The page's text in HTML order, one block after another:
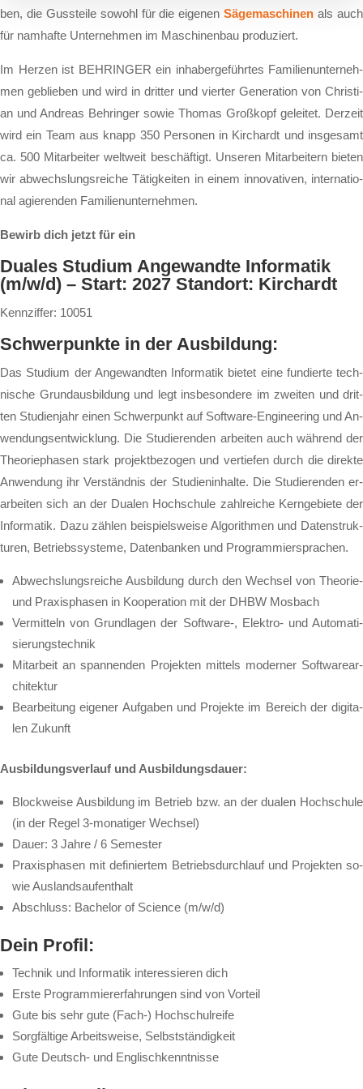
ben, die Guss­tei­le so­wohl für die ei­ge­nenSä­ge­ma­schi­nen als auch
für nam­haf­te Un­ter­neh­men im Ma­schi­nen­bau pro­du­ziert.
Im Her­zen ist BEHRINGER ein in­ha­ber­ge­führ­tes Fa­mi­li­en­un­ter­neh­
men ge­blie­ben und wird in drit­ter und vier­ter Ge­ne­ra­ti­on von Chris­ti­
an und An­dre­as Beh­rin­ger so­wie Tho­mas Groß­kopf ge­lei­tet. Der­zeit
wird ein Team aus knapp 350 Per­so­nen in Kirch­ardt und ins­ge­samt
ca. 500 Mit­ar­bei­ter welt­weit be­schäf­tigt. Un­se­ren Mit­ar­bei­tern bie­ten
wir ab­wechs­lungs­rei­che Tä­tig­kei­ten in ei­nem in­no­va­ti­ven, in­ter­na­tio­
nal agie­ren­den Fa­mi­li­en­un­ter­neh­men.
Bewirb dich jetzt für ein
Duales Studium Angewandte Informatik
(m/w/d) – Start: 2027 Standort: Kirchardt
Kennziffer: 10051
Schwer­punk­te in der Aus­bil­dung:
Das Stu­di­um der An­ge­wand­ten In­for­ma­tik bie­tet eine fun­dier­te tech­
ni­sche Grund­aus­bil­dung und legt ins­be­son­de­re im zwei­ten und drit­
ten Stu­di­en­jahr einen Schwer­punkt auf Soft­ware-En­gi­nee­ring und An­
wen­dungs­ent­wick­lung. Die Stu­die­ren­den ar­bei­ten auch wäh­rend der
The­o­rie­pha­sen stark pro­jekt­be­zo­gen und ver­tie­fen durch die di­rek­te
An­wen­dung ihr Ver­ständ­nis der Stu­di­en­in­hal­te. Die Stu­die­ren­den er­
ar­bei­ten sich an der Du­a­len Hoch­schu­le zahl­rei­che Kern­ge­bie­te der
In­for­ma­tik. Dazu zäh­len bei­spiels­wei­se Al­go­rith­men und Da­ten­struk­
tu­ren, Be­triebs­sys­te­me, Da­ten­ban­ken und Pro­gram­mier­spra­chen.
Ab­wechs­lungs­rei­che Aus­bil­dung durch den Wech­sel von The­o­rie-
und Pra­xis­pha­sen in Ko­ope­ra­ti­on mit der DHBW Mos­bach
Ver­mit­teln von Grund­la­gen der Soft­ware-, Elek­tro- und Au­to­ma­ti­
sie­rungs­tech­nik
Mit­ar­beit an span­nen­den Pro­jek­ten mit­tels mo­der­ner Soft­ware­ar­
chi­tek­tur
Be­ar­bei­tung ei­ge­ner Auf­ga­ben und Pro­jek­te im Be­reich der di­gi­ta­
len Zu­kunft
Aus­bil­dungs­ver­lauf und Aus­bil­dungs­dau­er:
Block­wei­se Aus­bil­dung im Be­trieb bzw. an der du­a­len Hoch­schu­le
(in der Re­gel 3-mo­na­ti­ger Wech­sel)
Dau­er: 3 Jah­re / 6 Se­mes­ter
Pra­xis­pha­sen mit de­fi­nier­tem Be­triebs­durch­lauf und Pro­jek­ten so­
wie Aus­lands­auf­ent­halt
Ab­schluss: Ba­che­lor of Sci­ence (m/w/d)
Dein Pro­fil:
Tech­nik und In­for­ma­tik in­ter­es­sie­ren dich
Ers­te Pro­gram­mier­er­fah­run­gen sind von Vor­teil
Gu­te bis sehr gu­te (Fach-) Hoch­schul­rei­fe
Sorg­fäl­ti­ge Ar­beits­wei­se, Selbst­stän­dig­keit
Gu­te Deutsch- und Eng­lisch­kennt­nis­se